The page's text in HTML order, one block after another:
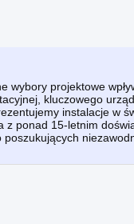
wybory projektowe
kluczowego
instalacje w
ponad 15-letnim